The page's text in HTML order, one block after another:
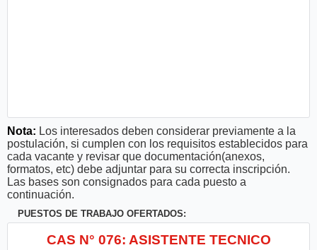
Nota: Los interesados deben considerar previamente a la
postulación, si cumplen con los requisitos establecidos para
cada vacante y revisar que documentación(anexos,
formatos, etc) debe adjuntar para su correcta inscripción.
Las bases son consignados para cada puesto a
continuación.
PUESTOS DE TRABAJO OFERTADOS:
CAS N° 076: ASISTENTE TECNICO